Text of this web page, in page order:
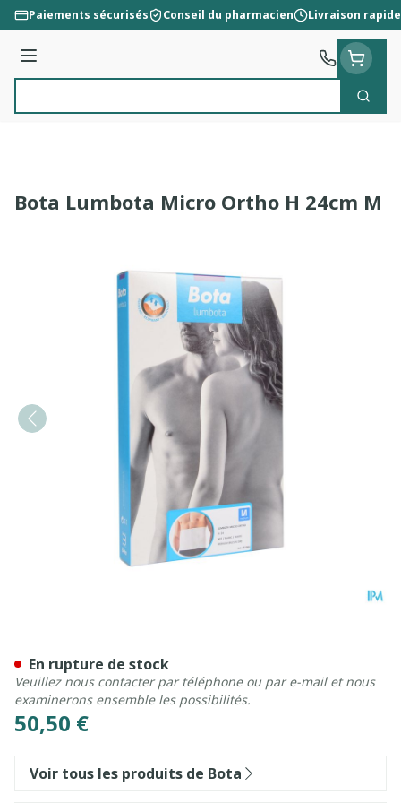
Aller au contenu
Paiements sécurisés Conseil du pharmacien Livraison rapide
Menu
Bota Lumbota Micro Ortho H 24cm M
50,50 €
En rupture de stock
Veuillez nous contacter par téléphone ou par e-mail et nous
examinerons ensemble les possibilités.
Voir tous les produits de Bota